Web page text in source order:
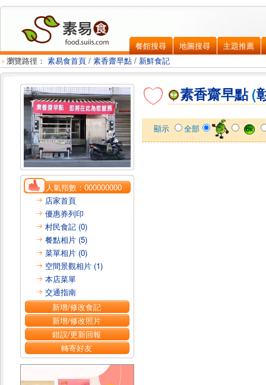
餐館搜尋 地圖搜尋
主題推薦
瀏覽路徑： 素易食首頁 / 素香齋早點 / 新鮮食記
人氣指數：000000000
店家首頁
優惠券列印
村民食記 (0)
餐點相片 (5)
菜單相片 (0)
空間景觀相片 (1)
本店菜單
交通指南
新增/修改食記
新增/修改照片
錯誤/更新回報
轉寄好友
素香齋早點 (
顯示 全部